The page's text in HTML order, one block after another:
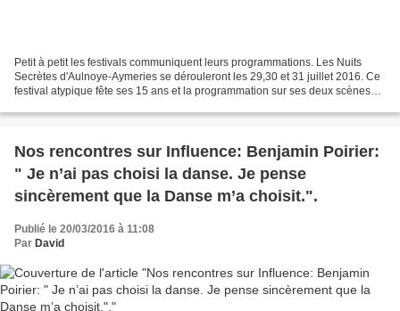
Petit à petit les festivals communiquent leurs programmations. Les Nuits
Secrètes d'Aulnoye-Aymeries se dérouleront les 29,30 et 31 juillet 2016. Ce
festival atypique fête ses 15 ans et la programmation sur ses deux scènes
Nos rencontres sur Influence: Benjamin Poirier:
" Je n’ai pas choisi la danse. Je pense
sincèrement que la Danse m’a choisit.".
Publié le 20/03/2016 à 11:08
Par David